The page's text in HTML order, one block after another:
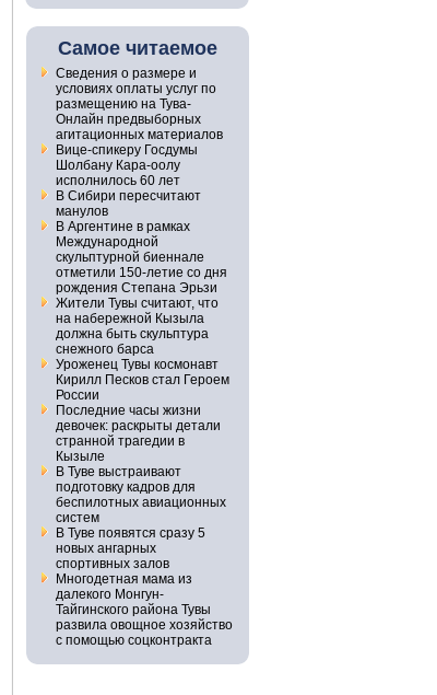
Самое читаемое
Сведения о размере и
условиях оплаты услуг по
размещению на Тува-
Онлайн предвыборных
агитационных материалов
Вице-спикеру Госдумы
Шолбану Кара-оолу
исполнилось 60 лет
В Сибири пересчитают
манулов
В Аргентине в рамках
Международной
скульптурной биеннале
отметили 150-летие со дня
рождения Степана Эрьзи
Жители Тувы считают, что
на набережной Кызыла
должна быть скульптура
снежного барса
Уроженец Тувы космонавт
Кирилл Песков стал Героем
России
Последние часы жизни
девочек: раскрыты детали
странной трагедии в
Кызыле
В Туве выстраивают
подготовку кадров для
беспилотных авиационных
систем
В Туве появятся сразу 5
новых ангарных
спортивных залов
Многодетная мама из
далекого Монгун-
Тайгинского района Тувы
развила овощное хозяйство
с помощью соцконтракта